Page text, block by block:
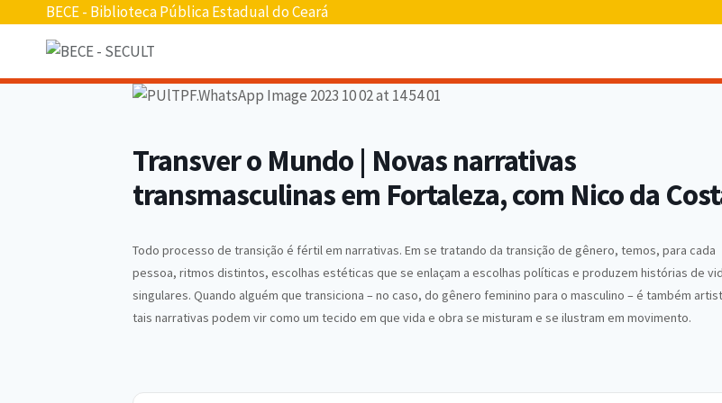
BECE - Biblioteca Pública Estadual do Ceará
Transver o Mundo | Novas narrativas
transmasculinas em Fortaleza, com Nico da
Todo processo de transição é fértil em narrativas. Em se tratando da transição de gênero, temos, para cada
pessoa, ritmos distintos, escolhas estéticas que se enlaçam a escolhas políticas e produzem histórias de
singulares. Quando alguém que transiciona – no caso, do gênero feminino para o masculino – é também
tais narrativas podem vir como um tecido em que vida e obra se misturam e se ilustram em movimento.